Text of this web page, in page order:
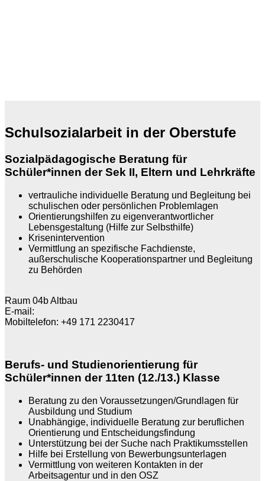
Schulsozialarbeit in der Oberstufe
Sozialpädagogische Beratung für
Schüler*innen der Sek II, Eltern und Lehrkräfte
vertrauliche individuelle Beratung und Begleitung bei
schulischen oder persönlichen Problemlagen
Orientierungshilfen zu eigenverantwortlicher
Lebensgestaltung (Hilfe zur Selbsthilfe)
Krisenintervention
Vermittlung an spezifische Fachdienste,
außerschulische Kooperationspartner und Begleitung
zu Behörden
Raum 04b Altbau
E-mail:
Mobiltelefon: +49 171 2230417
Berufs- und Studienorientierung für
Schüler*innen der 11ten (12./13.) Klasse
Beratung zu den Voraussetzungen/Grundlagen für
Ausbildung und Studium
Unabhängige, individuelle Beratung zur beruflichen
Orientierung und Entscheidungsfindung
Unterstützung bei der Suche nach Praktikumsstellen
Hilfe bei Erstellung von Bewerbungsunterlagen
Vermittlung von weiteren Kontakten in der
Arbeitsagentur und in den OSZ